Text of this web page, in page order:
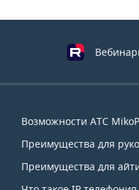
Навигация
по
сайту
Возможности АТС
Преимущества для
Преимущества для